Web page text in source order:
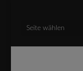
Seite wählen